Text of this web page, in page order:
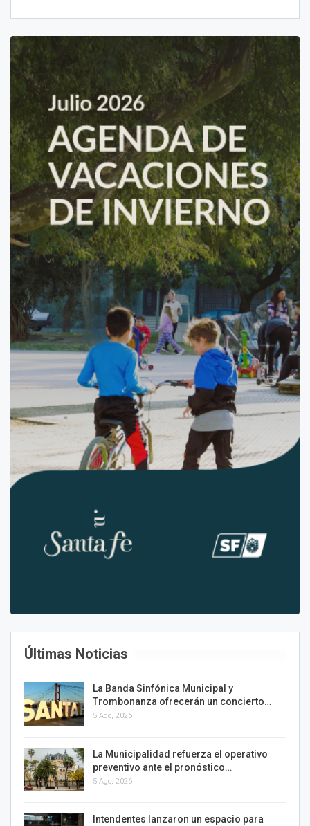
Últimas Noticias
La Banda Sinfónica Municipal y
Trombonanza ofrecerán un concierto…
5 Ago, 2026
La Municipalidad refuerza el operativo
preventivo ante el pronóstico…
5 Ago, 2026
Intendentes lanzaron un espacio para